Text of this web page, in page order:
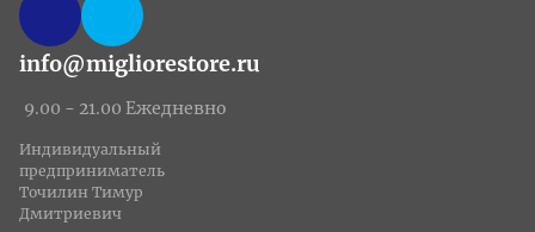
info@migliorestore.ru
9.00 - 21.00 Ежедневно
Индивидуальный
предприниматель
Точилин Тимур
Дмитриевич